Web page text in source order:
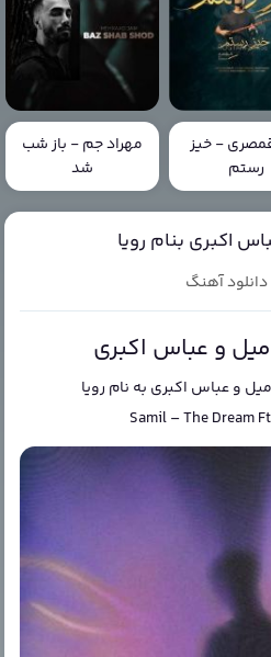
- خیز
رستم
مهراد جم - باز شب
شد
اکبری بنام رویا
دانلود آهنگ
و عباس اکبری
و عباس اکبری به نام رویا
Samil–The Dream